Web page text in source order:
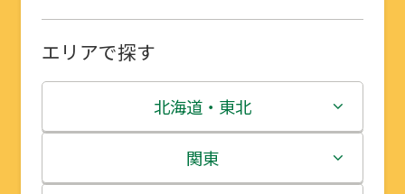
エリアで探す
北海道・東北
北海道
関東